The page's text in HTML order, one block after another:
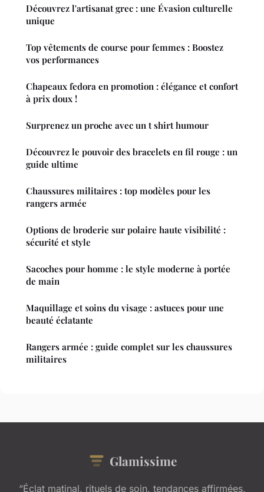
Découvrez l'artisanat grec : une Évasion culturelle
unique
Top vêtements de course pour femmes : Boostez
vos performances
Chapeaux fedora en promotion : élégance et confort
à prix doux !
Surprenez un proche avec un t shirt humour
Découvrez le pouvoir des bracelets en fil rouge : un
guide ultime
Chaussures militaires : top modèles pour les
rangers armée
Options de broderie sur polaire haute visibilité :
sécurité et style
Sacoches pour homme : le style moderne à portée
de main
Maquillage et soins du visage : astuces pour une
beauté éclatante
Rangers armée : guide complet sur les chaussures
militaires
Glamissime
“Éclat matinal, rituels de soin, tendances affirmées,